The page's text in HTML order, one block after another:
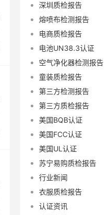
深圳质检报告
熔喷布检测报告
电商质检报告
电池UN38.3认证
空气净化器检测报告
童装质检报告
第三方检测报告
第三方质检报告
美国BQB认证
美国FCC认证
美国UL认证
苏宁易购质检报告
行业新闻
衣服质检报告
认证资讯